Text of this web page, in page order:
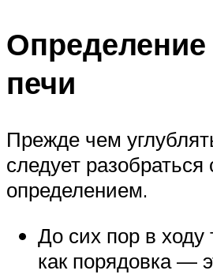
Определение
печи
Прежде чем
следует разобраться
определением.
До сих пор в ходу
как порядовка —